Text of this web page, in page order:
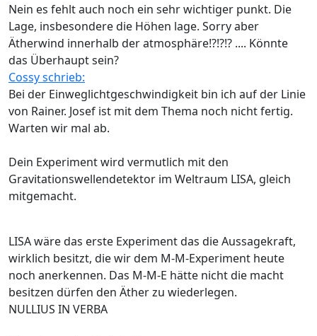
Nein es fehlt auch noch ein sehr wichtiger punkt. Die
Lage, insbesondere die Höhen lage. Sorry aber
Ätherwind innerhalb der atmosphäre!?!?!? .... Könnte
das Überhaupt sein?
Cossy schrieb:
Bei der Einweglichtgeschwindigkeit bin ich auf der Linie
von Rainer. Josef ist mit dem Thema noch nicht fertig.
Warten wir mal ab.
Dein Experiment wird vermutlich mit den
Gravitationswellendetektor im Weltraum LISA, gleich
mitgemacht.
LISA wäre das erste Experiment das die Aussagekraft,
wirklich besitzt, die wir dem M-M-Experiment heute
noch anerkennen. Das M-M-E hätte nicht die macht
besitzen dürfen den Äther zu wiederlegen.
NULLIUS IN VERBA